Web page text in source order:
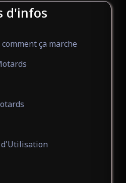
d'infos
ça marche
d'Utilisation